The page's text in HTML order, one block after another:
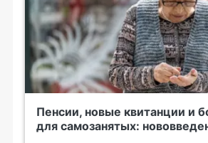
Пенсии, новые квитанции и
для самозанятых: